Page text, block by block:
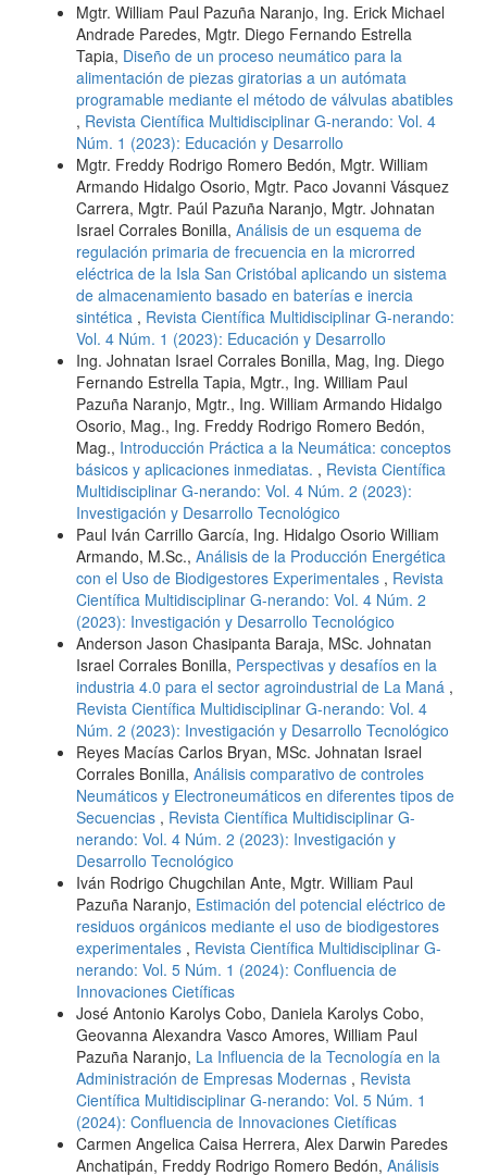
Mgtr. William Paul Pazuña Naranjo, Ing. Erick Michael
Andrade Paredes, Mgtr. Diego Fernando Estrella
Tapia, Diseño de un proceso neumático para la
alimentación de piezas giratorias a un autómata
programable mediante el método de válvulas abatibles
, Revista Científica Multidisciplinar G-nerando: Vol. 4
Núm. 1 (2023): Educación y Desarrollo
Mgtr. Freddy Rodrigo Romero Bedón, Mgtr. William
Armando Hidalgo Osorio, Mgtr. Paco Jovanni Vásquez
Carrera, Mgtr. Paúl Pazuña Naranjo, Mgtr. Johnatan
Israel Corrales Bonilla, Análisis de un esquema de
regulación primaria de frecuencia en la microrred
eléctrica de la Isla San Cristóbal aplicando un sistema
de almacenamiento basado en baterías e inercia
sintética , Revista Científica Multidisciplinar G-nerando:
Vol. 4 Núm. 1 (2023): Educación y Desarrollo
Ing. Johnatan Israel Corrales Bonilla, Mag, Ing. Diego
Fernando Estrella Tapia, Mgtr., Ing. William Paul
Pazuña Naranjo, Mgtr., Ing. William Armando Hidalgo
Osorio, Mag., Ing. Freddy Rodrigo Romero Bedón,
Mag., Introducción Práctica a la Neumática: conceptos
básicos y aplicaciones inmediatas. , Revista Científica
Multidisciplinar G-nerando: Vol. 4 Núm. 2 (2023):
Investigación y Desarrollo Tecnológico
Paul Iván Carrillo García, Ing. Hidalgo Osorio William
Armando, M.Sc., Análisis de la Producción Energética
con el Uso de Biodigestores Experimentales , Revista
Científica Multidisciplinar G-nerando: Vol. 4 Núm. 2
(2023): Investigación y Desarrollo Tecnológico
Anderson Jason Chasipanta Baraja, MSc. Johnatan
Israel Corrales Bonilla, Perspectivas y desafíos en la
industria 4.0 para el sector agroindustrial de La Maná ,
Revista Científica Multidisciplinar G-nerando: Vol. 4
Núm. 2 (2023): Investigación y Desarrollo Tecnológico
Reyes Macías Carlos Bryan, MSc. Johnatan Israel
Corrales Bonilla, Análisis comparativo de controles
Neumáticos y Electroneumáticos en diferentes tipos de
Secuencias , Revista Científica Multidisciplinar G-
nerando: Vol. 4 Núm. 2 (2023): Investigación y
Desarrollo Tecnológico
Iván Rodrigo Chugchilan Ante, Mgtr. William Paul
Pazuña Naranjo, Estimación del potencial eléctrico de
residuos orgánicos mediante el uso de biodigestores
experimentales , Revista Científica Multidisciplinar G-
nerando: Vol. 5 Núm. 1 (2024): Confluencia de
Innovaciones Cietíficas
José Antonio Karolys Cobo, Daniela Karolys Cobo,
Geovanna Alexandra Vasco Amores, William Paul
Pazuña Naranjo, La Influencia de la Tecnología en la
Administración de Empresas Modernas , Revista
Científica Multidisciplinar G-nerando: Vol. 5 Núm. 1
(2024): Confluencia de Innovaciones Cietíficas
Carmen Angelica Caisa Herrera, Alex Darwin Paredes
Anchatipán, Freddy Rodrigo Romero Bedón, Análisis